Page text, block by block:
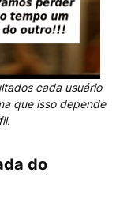
cada usuário
que isso depende
do